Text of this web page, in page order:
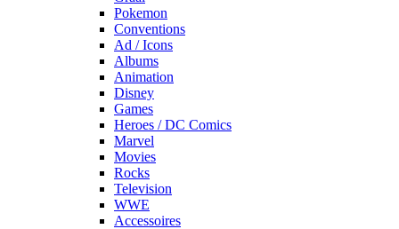
Pokemon
Conventions
Ad / Icons
Albums
Animation
Disney
Games
Heroes / DC Comics
Marvel
Movies
Rocks
Television
WWE
Accessoires